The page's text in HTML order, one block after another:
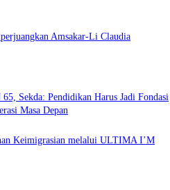
Amsakar-Li Claudia
Sekda: Pendidikan Harus Jadi Fondasi
Masa Depan
Keimigrasian melalui ULTIMA I’M